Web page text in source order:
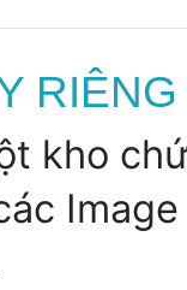
RIÊNG
kho